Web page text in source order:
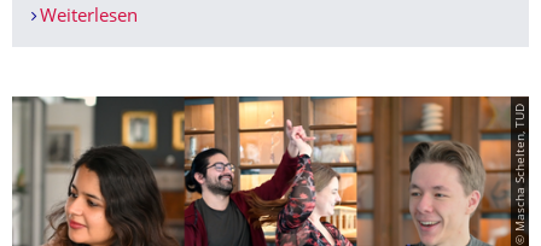
Weiterlesen
© Mascha Schelten, TUD